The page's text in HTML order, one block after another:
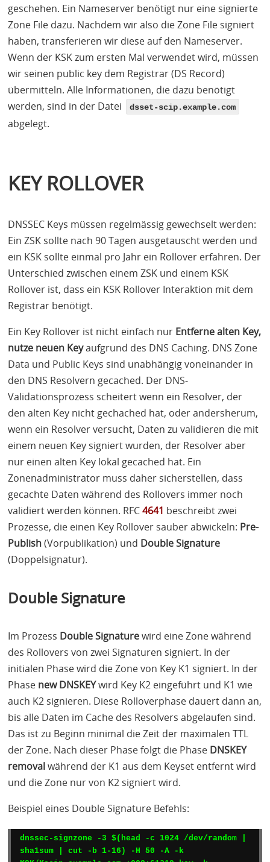
geschehen. Ein Nameserver benötigt nur eine signierte
Zone File dazu. Nachdem wir also die Zone File signiert
haben, transferieren wir diese auf den Nameserver.
Wenn der KSKzum ersten Mal verwendet wird, müssen
wir seinen public key dem Registrar (DS Record)
übermitteln. Alle Informationen, die dazu benötigt
werden, sind in der Datei
dsset-scip.example.com
abgelegt.
KEY ROLLOVER
DNSSEC Keys müssen regelmässig gewechselt werden:
EinZSK sollte nach 90 Tagen ausgetauscht werden und
ein KSK sollte einmal pro Jahr ein Rollover erfahren. Der
Unterschied zwischen einemZSK und einem KSK
Rollover ist, dass ein KSK Rollover Interaktion mit dem
Registrar benötigt.
Ein Key Rollover ist nicht einfach nur Entferne alten Key,
nutze neuen Keyaufgrund des DNS Caching. DNS Zone
Data und Public Keys sind unabhängig voneinander in
den DNS Resolvern gecached. Der DNS-
Validationsprozess scheitert wenn ein Resolver, der
den alten Key nicht gechached hat, oder andersherum,
wenn ein Resolver versucht, Daten zu validieren die mit
einem neuen Key signiert wurden, der Resolver aber
nur einen alten Key lokal gecached hat. Ein
Zonenadministrator muss daher sicherstellen, dass
gecachte Daten während des Rollovers immer noch
validiert werden können. RFC 4641 beschreibt zwei
Prozesse, die einen Key Rollover sauber abwickeln: Pre-
Publish(Vorpublikation) und Double Signature
(Doppelsignatur).
Double Signature
Im Prozess Double Signaturewird eine Zone während
des Rollovers von zwei Signaturen signiert. In der
initialen Phase wird die Zone von Key K1 signiert. In der
Phase newDNSKEYwird Key K2 eingeführt und K1 wie
auch K2 signieren. Diese Rolloverphase dauert dann an,
bis alle Daten im Cache des Resolvers abgelaufen sind.
Das ist zu Beginn minimal die Zeit der maximalenTTL
der Zone. Nach dieser Phase folgt die Phase DNSKEY
removalwährend der K1 aus dem Keyset entfernt wird
und die Zone nur von K2 signiert wird.
Beispiel eines Double Signature Befehls:
dnssec-signzone -3 $(head -c 1024 /dev/random |
sha1sum | cut -b 1-16) -H 50 -A -k